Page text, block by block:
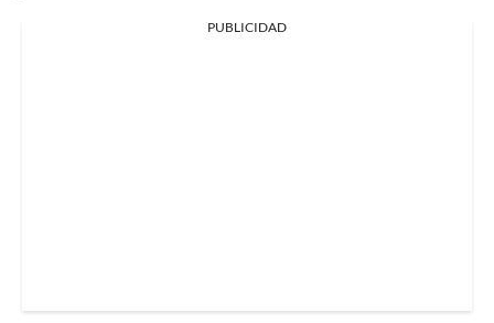
PUBLICIDAD